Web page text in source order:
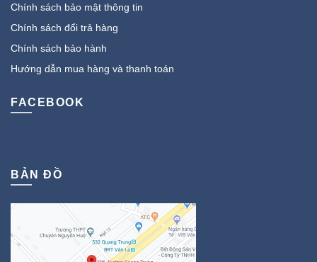
Chính sách bảo mật thông tin
Chính sách đổi trả hàng
Chính sách bảo hành
Hướng dẫn mua hàng và thanh toán
FACEBOOK
BẢN ĐỒ